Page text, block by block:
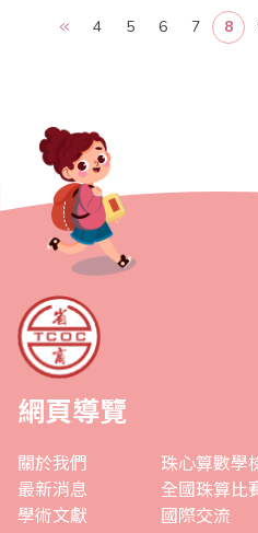
算可以訓練孩子的反應能力，集中
記憶力、判斷力、及推理能力，激
4 5 6 7 8
網頁導覽
關於我們
最新消息
學術文獻
珠心算數學
全國珠算比
國際交流